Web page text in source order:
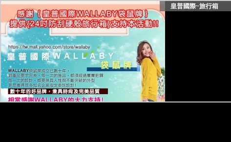
皇普國際~旅行箱